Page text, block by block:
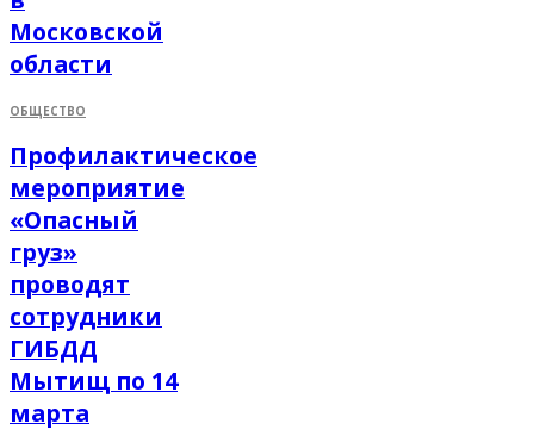
Московской
области
ОБЩЕСТВО
Профилактическое
мероприятие
«Опасный
груз»
проводят
сотрудники
ГИБДД
Мытищ по 14
марта